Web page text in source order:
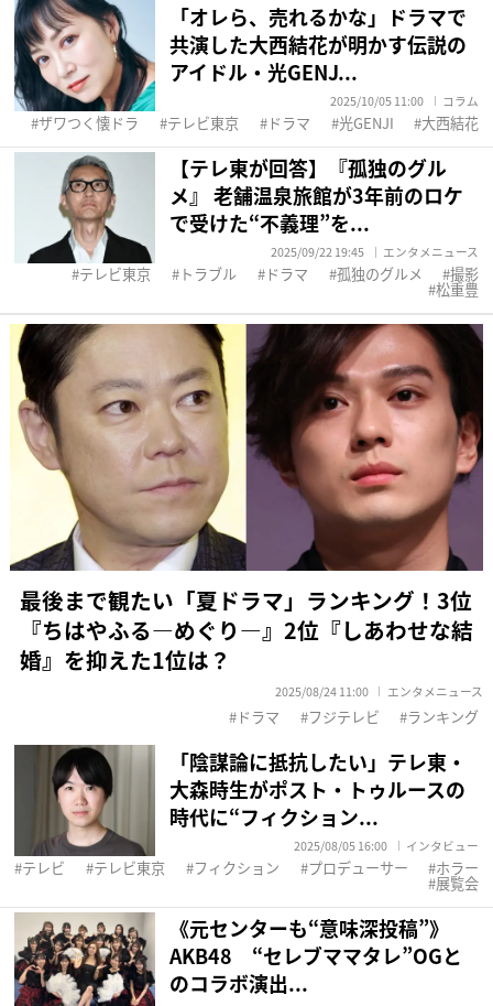
「オレら、売れるかな」ドラマで
共演した大西結花が明かす伝説の
アイドル・光GENJ...
2025/10/05 11:00 コラム
ザワつく懐ドラ テレビ東京 ドラマ 光GENJI 大西結花
【テレ東が回答】『孤独のグル
メ』 老舗温泉旅館が3年前のロケ
で受けた“不義理”を...
2025/09/22 19:45 エンタメニュース
テレビ東京 トラブル ドラマ 孤独のグルメ 撮影
松重豊
最後まで観たい「夏ドラマ」ランキング！3位
『ちはやふる―めぐり―』2位『しあわせな結
婚』を抑えた1位は？
2025/08/24 11:00 エンタメニュース
ドラマ フジテレビ ランキング
「陰謀論に抵抗したい」テレ東・
大森時生がポスト・トゥルースの
時代に“フィクション...
2025/08/05 16:00 インタビュー
テレビ テレビ東京 フィクション プロデューサー ホラー
展覧会
《元センターも“意味深投稿”》
AKB48 “セレブママタレ”OGと
のコラボ演出...